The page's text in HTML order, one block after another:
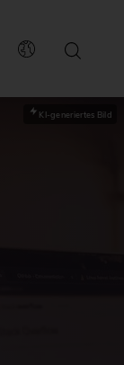
KI-generiertes Bild